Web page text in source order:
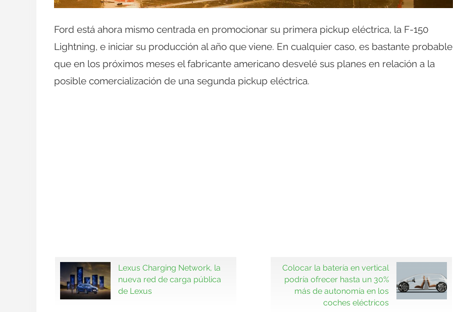
Ford está ahora mismo centrada en promocionar su primera pickup eléctrica, la F-150
Lightning, e iniciar su producción al año que viene. En cualquier caso, es bastante probable
que en los próximos meses el fabricante americano desvelé sus planes en relación a la
posible comercialización de una segunda pickup eléctrica.
Lexus Charging Network, la
nueva red de carga pública
de Lexus
Colocar la batería en vertical
podría ofrecer hasta un 30%
más de autonomía en los
coches eléctricos